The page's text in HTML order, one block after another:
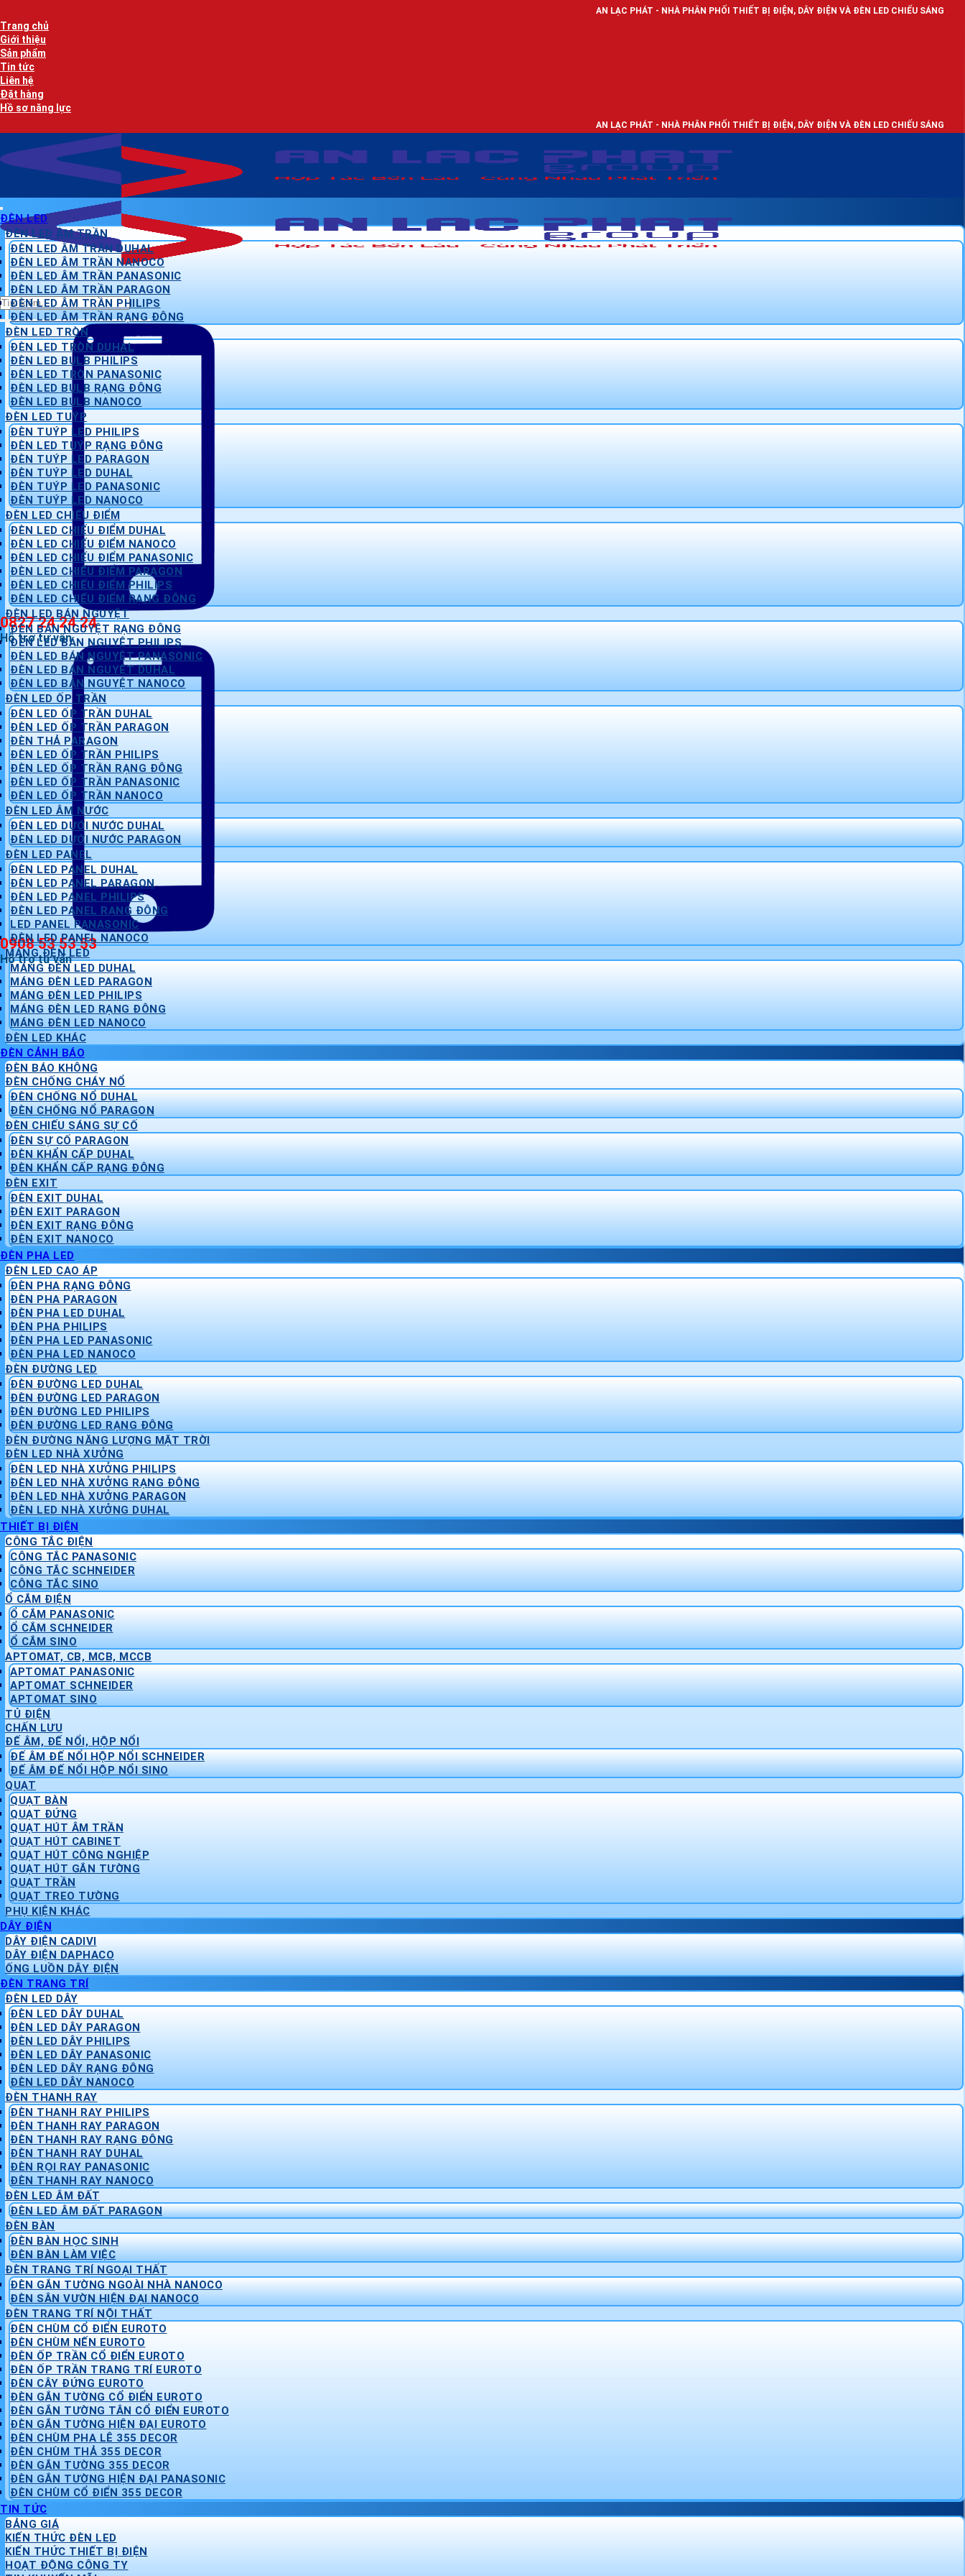
qua
nội
dung
AN LẠC PHÁT - NHÀ PHÂN PHỐI THIẾT BỊ ĐIỆN, DÂY ĐIỆN VÀ ĐÈN LED CHIẾU SÁNG
Trang chủ
Giới thiệu
Sản phẩm
Tin tức
Liên hệ
Đặt hàng
Hồ sơ năng lực
AN LẠC PHÁT - NHÀ PHÂN PHỐI THIẾT BỊ ĐIỆN, DÂY ĐIỆN VÀ ĐÈN LED CHIẾU SÁNG
Tìm
kiếm:
0827 24 24 24
Hỗ trợ tư vấn
0908 53 53 53
Hỗ trợ tư vấn
ĐÈN LED
ĐÈN LED ÂM TRẦN
ĐÈN LED ÂM TRẦN DUHAL
ĐÈN LED ÂM TRẦN NANOCO
ĐÈN LED ÂM TRẦN PANASONIC
ĐÈN LED ÂM TRẦN PARAGON
ĐÈN LED ÂM TRẦN PHILIPS
ĐÈN LED ÂM TRẦN RẠNG ĐÔNG
ĐÈN LED TRÒN
ĐÈN LED TRÒN DUHAL
ĐÈN LED BULB PHILIPS
ĐÈN LED TRÒN PANASONIC
ĐÈN LED BULB RẠNG ĐÔNG
ĐÈN LED BULB NANOCO
ĐÈN LED TUÝP
ĐÈN TUÝP LED PHILIPS
ĐÈN LED TUÝP RẠNG ĐÔNG
ĐÈN TUÝP LED PARAGON
ĐÈN TUÝP LED DUHAL
ĐÈN TUÝP LED PANASONIC
ĐÈN TUÝP LED NANOCO
ĐÈN LED CHIẾU ĐIỂM
ĐÈN LED CHIẾU ĐIỂM DUHAL
ĐÈN LED CHIẾU ĐIỂM NANOCO
ĐÈN LED CHIẾU ĐIỂM PANASONIC
ĐÈN LED CHIẾU ĐIỂM PARAGON
ĐÈN LED CHIẾU ĐIỂM PHILIPS
ĐÈN LED CHIẾU ĐIỂM RẠNG ĐÔNG
ĐÈN LED BÁN NGUYỆT
ĐÈN BÁN NGUYỆT RẠNG ĐÔNG
ĐÈN LED BÁN NGUYỆT PHILIPS
ĐÈN LED BÁN NGUYỆT PANASONIC
ĐÈN LED BÁN NGUYỆT DUHAL
ĐÈN LED BÁN NGUYỆT NANOCO
ĐÈN LED ỐP TRẦN
ĐÈN LED ỐP TRẦN DUHAL
ĐÈN LED ỐP TRẦN PARAGON
ĐÈN THẢ PARAGON
ĐÈN LED ỐP TRẦN PHILIPS
ĐÈN LED ỐP TRẦN RẠNG ĐÔNG
ĐÈN LED ỐP TRẦN PANASONIC
ĐÈN LED ỐP TRẦN NANOCO
ĐÈN LED ÂM NƯỚC
ĐÈN LED DƯỚI NƯỚC DUHAL
ĐÈN LED DƯỚI NƯỚC PARAGON
ĐÈN LED PANEL
ĐÈN LED PANEL DUHAL
ĐÈN LED PANEL PARAGON
ĐÈN LED PANEL PHILIPS
ĐÈN LED PANEL RẠNG ĐÔNG
LED PANEL PANASONIC
ĐÈN LED PANEL NANOCO
MÁNG ĐÈN LED
MÁNG ĐÈN LED DUHAL
MÁNG ĐÈN LED PARAGON
MÁNG ĐÈN LED PHILIPS
MÁNG ĐÈN LED RẠNG ĐÔNG
MÁNG ĐÈN LED NANOCO
ĐÈN LED KHÁC
ĐÈN CẢNH BÁO
ĐÈN BÁO KHÔNG
ĐÈN CHỐNG CHÁY NỔ
ĐÈN CHỐNG NỔ DUHAL
ĐÈN CHỐNG NỔ PARAGON
ĐÈN CHIẾU SÁNG SỰ CỐ
ĐÈN SỰ CỐ PARAGON
ĐÈN KHẨN CẤP DUHAL
ĐÈN KHẨN CẤP RẠNG ĐÔNG
ĐÈN EXIT
ĐÈN EXIT DUHAL
ĐÈN EXIT PARAGON
ĐÈN EXIT RẠNG ĐÔNG
ĐÈN EXIT NANOCO
ĐÈN PHA LED
ĐÈN LED CAO ÁP
ĐÈN PHA RẠNG ĐÔNG
ĐÈN PHA PARAGON
ĐÈN PHA LED DUHAL
ĐÈN PHA PHILIPS
ĐÈN PHA LED PANASONIC
ĐÈN PHA LED NANOCO
ĐÈN ĐƯỜNG LED
ĐÈN ĐƯỜNG LED DUHAL
ĐÈN ĐƯỜNG LED PARAGON
ĐÈN ĐƯỜNG LED PHILIPS
ĐÈN ĐƯỜNG LED RẠNG ĐÔNG
ĐÈN ĐƯỜNG NĂNG LƯỢNG MẶT TRỜI
ĐÈN LED NHÀ XƯỞNG
ĐÈN LED NHÀ XƯỞNG PHILIPS
ĐÈN LED NHÀ XƯỞNG RẠNG ĐÔNG
ĐÈN LED NHÀ XƯỞNG PARAGON
ĐÈN LED NHÀ XƯỞNG DUHAL
THIẾT BỊ ĐIỆN
CÔNG TẮC ĐIỆN
CÔNG TẮC PANASONIC
CÔNG TẮC SCHNEIDER
CÔNG TẮC SINO
Ổ CẮM ĐIỆN
Ổ CẮM PANASONIC
Ổ CẮM SCHNEIDER
Ổ CẮM SINO
APTOMAT, CB, MCB, MCCB
APTOMAT PANASONIC
APTOMAT SCHNEIDER
APTOMAT SINO
TỦ ĐIỆN
CHẤN LƯU
ĐẾ ÂM, ĐẾ NỔI, HỘP NỔI
ĐẾ ÂM ĐẾ NỔI HỘP NỔI SCHNEIDER
ĐẾ ÂM ĐẾ NỔI HỘP NỔI SINO
QUẠT
QUẠT BÀN
QUẠT ĐỨNG
QUẠT HÚT ÂM TRẦN
QUẠT HÚT CABINET
QUẠT HÚT CÔNG NGHIỆP
QUẠT HÚT GẮN TƯỜNG
QUẠT TRẦN
QUẠT TREO TƯỜNG
PHỤ KIỆN KHÁC
DÂY ĐIỆN
DÂY ĐIỆN CADIVI
DÂY ĐIỆN DAPHACO
ỐNG LUỒN DÂY ĐIỆN
ĐÈN TRANG TRÍ
ĐÈN LED DÂY
ĐÈN LED DÂY DUHAL
ĐÈN LED DÂY PARAGON
ĐÈN LED DÂY PHILIPS
ĐÈN LED DÂY PANASONIC
ĐÈN LED DÂY RẠNG ĐÔNG
ĐÈN LED DÂY NANOCO
ĐÈN THANH RAY
ĐÈN THANH RAY PHILIPS
ĐÈN THANH RAY PARAGON
ĐÈN THANH RAY RẠNG ĐÔNG
ĐÈN THANH RAY DUHAL
ĐÈN RỌI RAY PANASONIC
ĐÈN THANH RAY NANOCO
ĐÈN LED ÂM ĐẤT
ĐÈN LED ÂM ĐẤT PARAGON
ĐÈN BÀN
ĐÈN BÀN HỌC SINH
ĐÈN BÀN LÀM VIỆC
ĐÈN TRANG TRÍ NGOẠI THẤT
ĐÈN GẮN TƯỜNG NGOÀI NHÀ NANOCO
ĐÈN SÂN VƯỜN HIỆN ĐẠI NANOCO
ĐÈN TRANG TRÍ NỘI THẤT
ĐÈN CHÙM CỔ ĐIỂN EUROTO
ĐÈN CHÙM NẾN EUROTO
ĐÈN ỐP TRẦN CỔ ĐIỂN EUROTO
ĐÈN ỐP TRẦN TRANG TRÍ EUROTO
ĐÈN CÂY ĐỨNG EUROTO
ĐÈN GẮN TƯỜNG CỔ ĐIỂN EUROTO
ĐÈN GẮN TƯỜNG TÂN CỔ ĐIỂN EUROTO
ĐÈN GẮN TƯỜNG HIỆN ĐẠI EUROTO
ĐÈN CHÙM PHA LÊ 355 DECOR
ĐÈN CHÙM THẢ 355 DECOR
ĐÈN GẮN TƯỜNG 355 DECOR
ĐÈN GẮN TƯỜNG HIỆN ĐẠI PANASONIC
ĐÈN CHÙM CỔ ĐIỂN 355 DECOR
TIN TỨC
BẢNG GIÁ
KIẾN THỨC ĐÈN LED
KIẾN THỨC THIẾT BỊ ĐIỆN
HOẠT ĐỘNG CÔNG TY